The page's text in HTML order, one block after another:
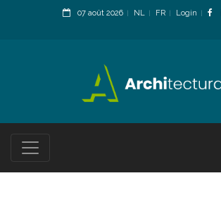
07 août 2026 NL FR
Login